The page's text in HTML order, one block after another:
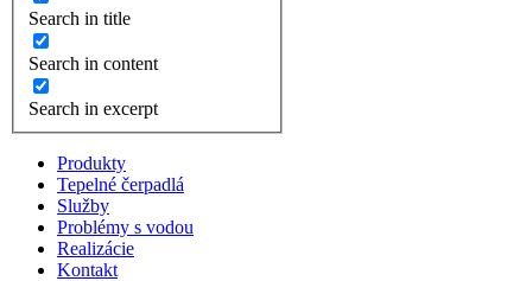
Search in title
Search in content
Search in excerpt
Produkty
Tepelné čerpadlá
Služby
Problémy s vodou
Realizácie
Kontakt